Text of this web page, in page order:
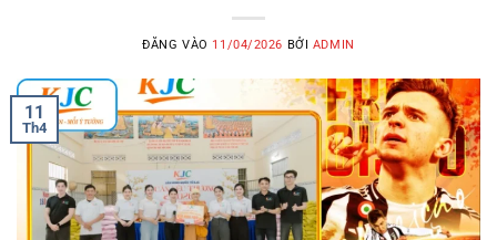
ĐĂNG VÀO 11/04/2026 BỞI ADMIN
11
Th4